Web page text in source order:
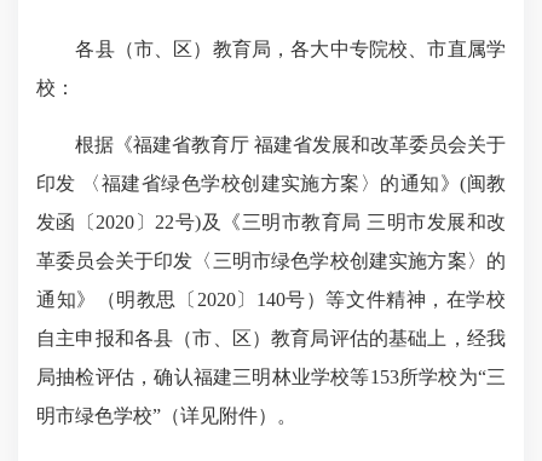
各县（市、区）教育局，各大中专院校、市直属学
校：
根据《福建省教育厅 福建省发展和改革委员会关于
印发 〈福建省绿色学校创建实施方案〉的通知》(闽教
发函〔2020〕22号)及《三明市教育局 三明市发展和改
革委员会关于印发〈三明市绿色学校创建实施方案〉的
通知》（明教思〔2020〕140号）等文件精神，在学校
自主申报和各县（市、区）教育局评估的基础上，经我
局抽检评估，确认福建三明林业学校等153所学校为“三
明市绿色学校”（详见附件）。